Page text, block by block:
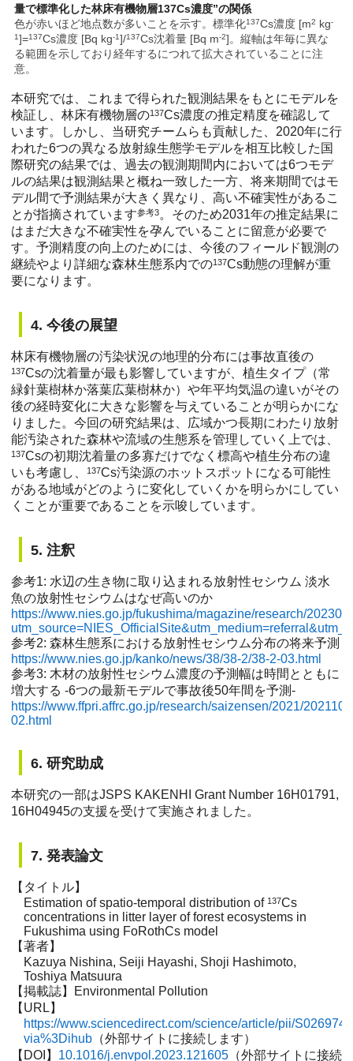
量で標準化した林床有機物層137Cs濃度”の関係
色が赤いほど地点数が多いことを示す。標準化137Cs濃度 [m2 kg-
1]=137Cs濃度 [Bq kg-1]/137Cs沈着量 [Bq m-2]。縦軸は年毎に異な
る範囲を示しており経年するにつれて拡大されていることに注
意。
本研究では、これまで得られた観測結果をもとにモデルを
検証し、林床有機物層の137Cs濃度の推定精度を確認して
います。しかし、当研究チームらも貢献した、2020年に行
われた6つの異なる放射線生態学モデルを相互比較した国
際研究の結果では、過去の観測期間内においては6つモデ
ルの結果は観測結果と概ね一致した一方、将来期間ではモ
デル間で予測結果が大きく異なり、高い不確実性があるこ
とが指摘されています参考3。そのため2031年の推定結果に
はまだ大きな不確実性を孕んでいることに留意が必要で
す。予測精度の向上のためには、今後のフィールド観測の
継続やより詳細な森林生態系内での137Cs動態の理解が重
要になります。
4. 今後の展望
林床有機物層の汚染状況の地理的分布には事故直後の
137Csの沈着量が最も影響していますが、植生タイプ（常
緑針葉樹林か落葉広葉樹林か）や年平均気温の違いがその
後の経時変化に大きな影響を与えていることが明らかにな
りました。今回の研究結果は、広域かつ長期にわたり放射
能汚染された森林や流域の生態系を管理していく上では、
137Csの初期沈着量の多寡だけでなく標高や植生分布の違
いも考慮し、
137Cs汚染源のホットスポットになる可能性
がある地域がどのように変化していくかを明らかにしてい
くことが重要であることを示唆しています。
5. 注釈
参考1: 水辺の生き物に取り込まれる放射性セシウム 淡水
魚の放射性セシウムはなぜ高いのか
https://www.nies.go.jp/fukushima/magazine/research/
参考2: 森林生態系における放射性セシウム分布の将来予測
https://www.nies.go.jp/kanko/news/38/38-2/38-2-03.html
参考3: 木材の放射性セシウム濃度の予測幅は時間とともに
増大する -6つの最新モデルで事故後50年間を予測-
https://www.ffpri.affrc.go.jp/research/saizensen/2021/
02.html
6. 研究助成
本研究の一部はJSPS KAKENHI Grant Number 16H01791,
16H04945の支援を受けて実施されました。
7. 発表論文
【タイトル】
Estimation of spatio-temporal distribution of 137Cs
concentrations in litter layer of forest ecosystems in
Fukushima using FoRothCs model
【著者】
Kazuya Nishina, Seiji Hayashi, Shoji Hashimoto,
Toshiya Matsuura
【掲載誌】Environmental Pollution
【URL】
https://www.sciencedirect.com/science/article/pii/
via%3Dihub（外部サイトに接続します）
【DOI】 10.1016/j.envpol.2023.121605 （外部サイトに接続